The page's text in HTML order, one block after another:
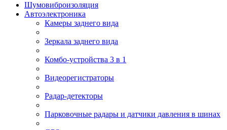
Шумовиброизоляция
Автоэлектроника
Камеры заднего вида
Зеркала заднего вида
Комбо-устройства 3 в 1
Видеорегистраторы
Радар-детекторы
Парковочные радары и датчики давления в шинах